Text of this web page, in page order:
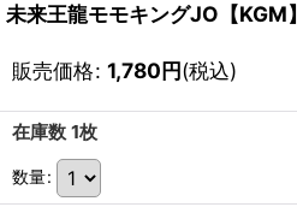
未来王龍モモキングJO【KGM
販売価格: 1,780円(税込)
在庫数 1枚
数量: